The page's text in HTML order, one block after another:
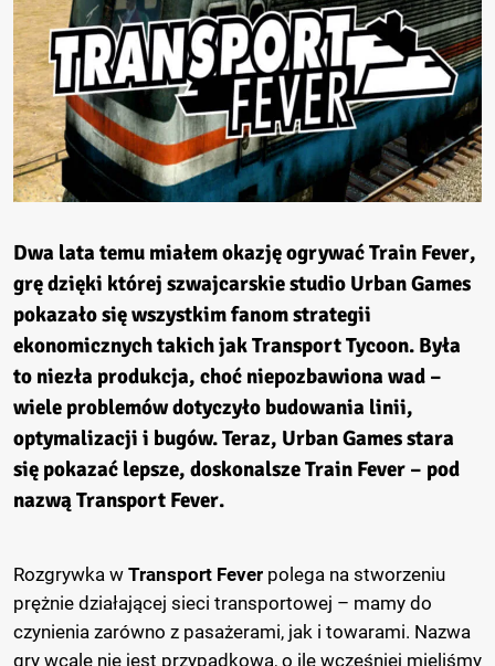
Dwa lata temu miałem okazję ogrywaćTrain Fever,
grę dzięki której szwajcarskie studio Urban Games
pokazało się wszystkim fanom strategii
ekonomicznych takich jakTransport Tycoon. Była
to niezła produkcja, choć niepozbawiona wad –
wiele problemów dotyczyło budowania linii,
optymalizacji i bugów. Teraz, Urban Games stara
się pokazać lepsze, doskonalszeTrain Fever – pod
nazwąTransport Fever.
Rozgrywka w Transport Fever polega na stworzeniu
prężnie działającej sieci transportowej – mamy do
czynienia zarówno z pasażerami, jak i towarami. Nazwa
gry wcale nie jest przypadkowa, o ile wcześniej mieliśmy